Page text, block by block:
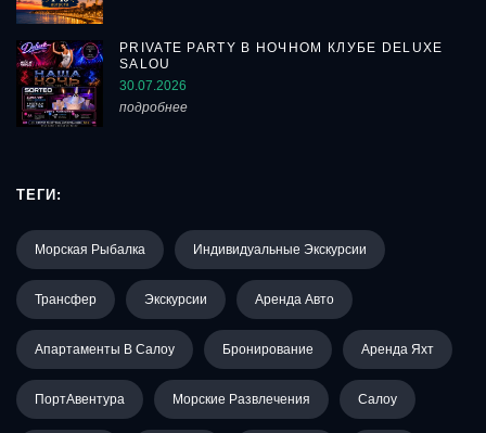
PRIVATE PARTY В НОЧНОМ КЛУБЕ DELUXE
SALOU
30.07.2026
подробнее
ТЕГИ:
Морская Рыбалка Индивидуальные Экскурсии
Трансфер Экскурсии Аренда Авто
Апартаменты В Салоу Бронирование Аренда Яхт
ПортАвентура Морские Развлечения Салоу